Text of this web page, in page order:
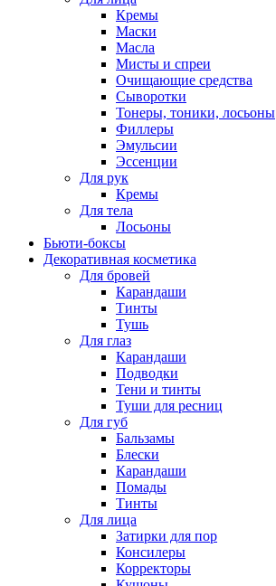
Кремы
Маски
Масла
Мисты и спреи
Очищающие средства
Сыворотки
Тонеры, тоники, лосьоны
Филлеры
Эмульсии
Эссенции
Для рук
Кремы
Для тела
Лосьоны
Бьюти-боксы
Декоративная косметика
Для бровей
Карандаши
Тинты
Тушь
Для глаз
Карандаши
Подводки
Тени и тинты
Туши для ресниц
Для губ
Бальзамы
Блески
Карандаши
Помады
Тинты
Для лица
Затирки для пор
Консилеры
Корректоры